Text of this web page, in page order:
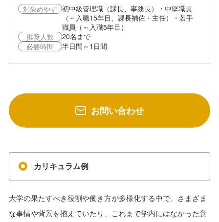
対象めやす 初中級管理職（課長、事務長）・中堅職員
（～入職15年目、課長補佐・主任）・若手
職員（～入職5年目）
推奨人数
20名まで
必要時間
半日間～1日間
お問い合わせ
カリキュラム例
大学の果たすべき役割や働き方が多様化する中で、さまざま
な事情や背景を抱えていたり、これまで学内にはなかった意